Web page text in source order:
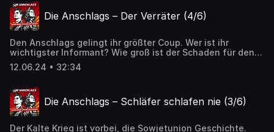
Palina Milling und Florian Flade - WDR/NDR 2024 Von
Palina Milling, Manuel Bewarder und Florian Flade.
Die Anschlags – Der Verräter (4/6)
Den Anschlags gelingt ihr größter Coup. Wer ist ihr
wichtigster Informant? Wie groß ist der Schaden für den
Westen? Um Antworten zu finden, reisen wir nach Holland
und treffen dort einen verurteilten Diplomaten.// Von
WDR/NDR 2024 Von Palina Milling, Manuel Bewarder und
Florian Flade.
12.06.24 • 32:34
Die Anschlags – Schläfer schlafen nie (3/6)
Der Kalte Krieg ist vorbei, die Sowjetunion Geschichte.